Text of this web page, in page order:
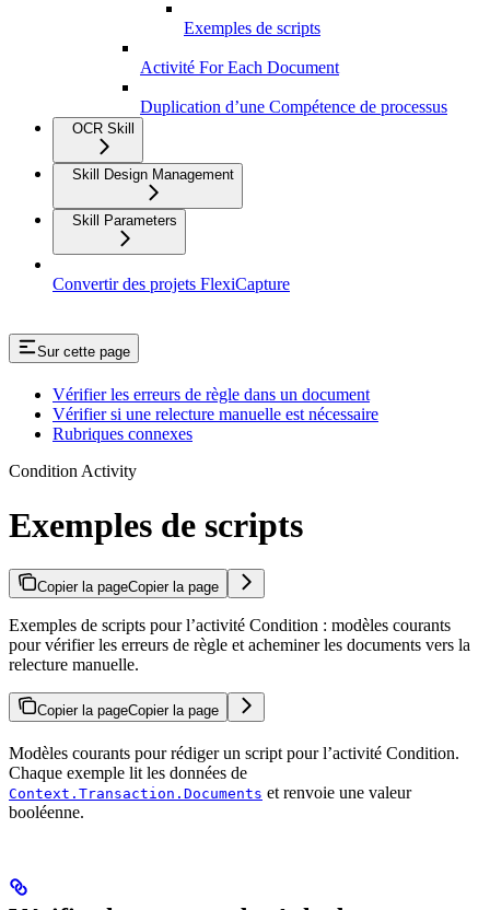
Exemples de scripts
Activité For Each Document
Duplication d’une Compétence de processus
OCR Skill
Skill Design Management
Skill Parameters
Convertir des projets FlexiCapture
Sur cette page
Vérifier les erreurs de règle dans un document
Vérifier si une relecture manuelle est nécessaire
Rubriques connexes
Condition Activity
Exemples de scripts
Copier la pageCopier la page
Exemples de scripts pour l’activité Condition : modèles courants
pour vérifier les erreurs de règle et acheminer les documents vers la
relecture manuelle.
Copier la pageCopier la page
Modèles courants pour rédiger un script pour l’activité Condition.
Chaque exemple lit les données de
Context.Transaction.Documents et renvoie une valeur
booléenne.